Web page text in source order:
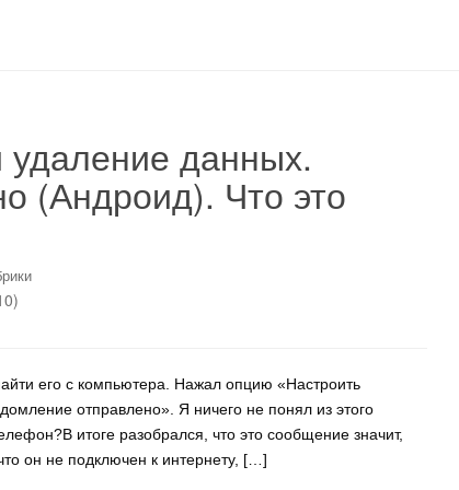
удаление данных.
(Андроид). Что это
его с компьютера. Нажал опцию «Настроить
отправлено». Я ничего не понял из этого
итоге разобрался, что это сообщение значит,
он не подключен к интернету, […]